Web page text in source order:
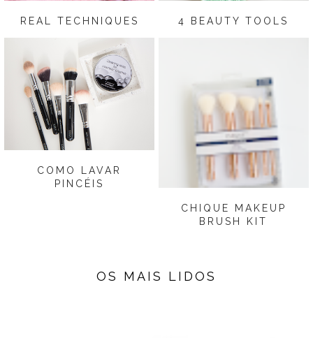
REAL TECHNIQUES 4 BEAUTY TOOLS
COMO LAVAR
PINCÉIS
CHIQUE MAKEUP
BRUSH KIT
OS MAIS LIDOS